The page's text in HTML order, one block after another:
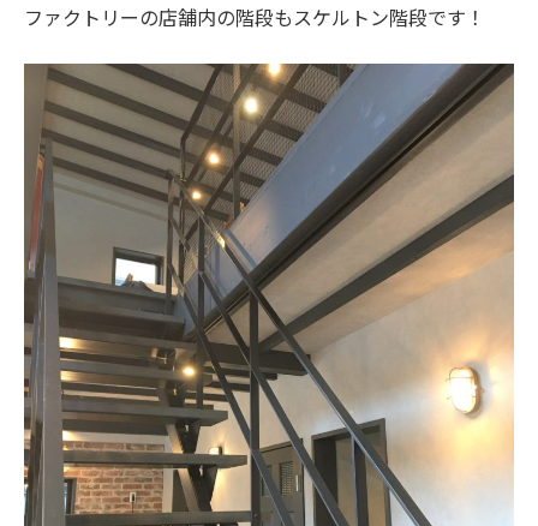
ファクトリーの店舗内の階段もスケルトン階段です！